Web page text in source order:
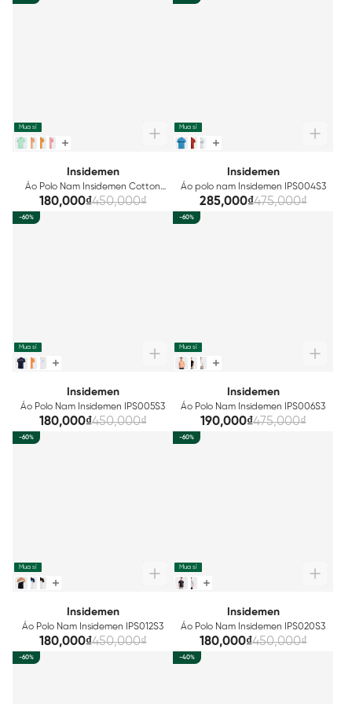
Mua sỉ
Insidemen
Áo Polo Nam Insidemen Cotton
IPSR09
180,000₫450,000₫
Mua sỉ
Insidemen
Áo polo nam Insidemen IPS004S3
285,000₫475,000₫
-60%
Mua sỉ
Insidemen
Áo Polo Nam Insidemen IPS005S3
180,000₫450,000₫
-60%
Mua sỉ
Insidemen
Áo Polo Nam Insidemen IPS006S3
190,000₫475,000₫
-60%
Mua sỉ
Insidemen
Áo Polo Nam Insidemen IPS012S3
180,000₫450,000₫
-60%
Mua sỉ
Insidemen
Áo Polo Nam Insidemen IPS020S3
180,000₫450,000₫
-60% -40%